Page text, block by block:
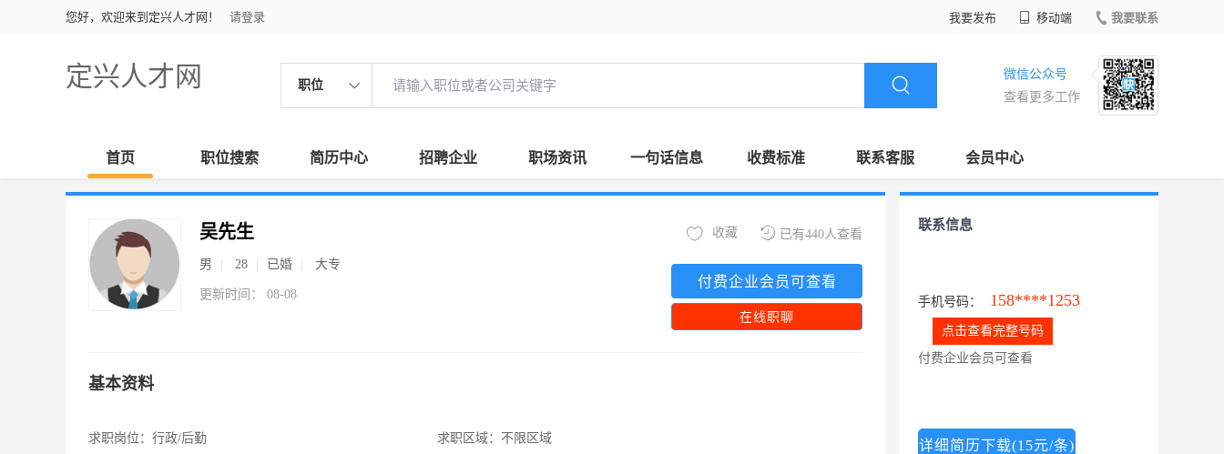
您好，欢迎来到定兴人才网！ 请登录 我要发布 移动端 我要联系
定兴人才网 职位
微信公众号
查看更多工作
首页 职位搜索 简历中心 招聘企业 职场资讯 一句话信息 收费标准 联系客服 会员中心
吴先生
男 28 已婚 大专
更新时间： 08-08
已有440人查看
收藏
付费企业会员可查看
在线职聊
基本资料
求职岗位： 行政/后勤
求职区域： 不限区域
联系信息
手机号码： 158****1253
点击查看完整号码
付费企业会员可查看
详细简历下载(15元/条)